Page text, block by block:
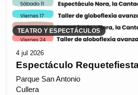
TEATRO Y ESPECTÁCULOS
4 jul 2026
Espectáculo
Parque San Antonio
Cullera